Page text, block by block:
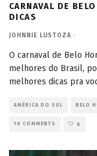
CARNAVAL DE
DICAS
JOHNNIE LUSTOZA ·
O carnaval de Belo
melhores do Brasil,
melhores dicas pra
AMÉRICA DO SUL BELO
10 COMMENTS 6